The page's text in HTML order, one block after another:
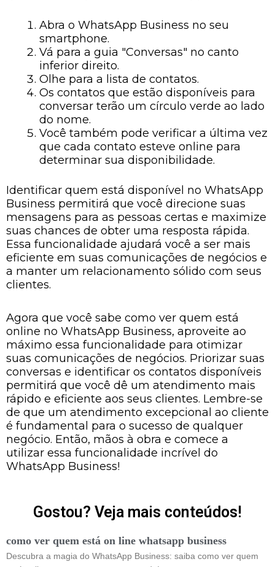
Abra o WhatsApp Business no seu
smartphone.
Vá para a guia "Conversas" no canto
inferior direito.
Olhe para a lista de contatos.
Os contatos que estão disponíveis para
conversar terão um círculo verde ao lado
do nome.
Você também pode verificar a última vez
que cada contato esteve online para
determinar sua disponibilidade.
Identificar quem está disponível no WhatsApp
Business permitirá que você direcione suas
mensagens para as pessoas certas e maximize
suas chances de obter uma resposta rápida.
Essa funcionalidade ajudará você a ser mais
eficiente em suas comunicações de negócios e
a manter um relacionamento sólido com seus
clientes.
Agora que você sabe como ver quem está
online no WhatsApp Business, aproveite ao
máximo essa funcionalidade para otimizar
suas comunicações de negócios. Priorizar suas
conversas e identificar os contatos disponíveis
permitirá que você dê um atendimento mais
rápido e eficiente aos seus clientes. Lembre-se
de que um atendimento excepcional ao cliente
é fundamental para o sucesso de qualquer
negócio. Então, mãos à obra e comece a
utilizar essa funcionalidade incrível do
WhatsApp Business!
Gostou? Veja mais conteúdos!
como ver quem está on line whatsapp business
Descubra a magia do WhatsApp Business: saiba como ver quem